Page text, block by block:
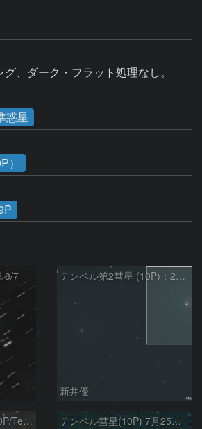
、ダーク・フラット処理なし。
惑星
）
8/7 テンペル第2彗星 (10P)：2026/08/07
新井優
テンペル第２彗星（10P/Tempel）8/5 テンペル彗星(10P) 7月25日 Seestar50